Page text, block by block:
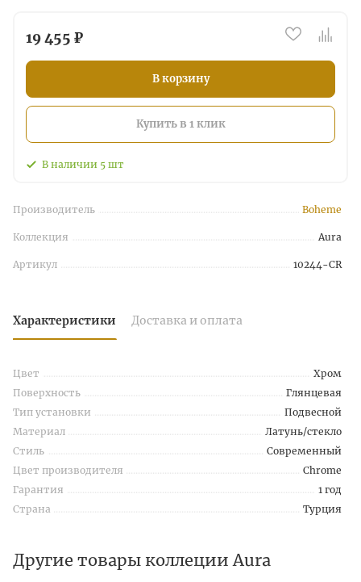
19 455 ₽
В корзину
Купить в 1 клик
В наличии 5 шт
Производитель Boheme
Коллекция Aura
Артикул 10244-CR
Характеристики Доставка и оплата
Цвет
Хром
Поверхность
Глянцевая
Тип установки
Подвесной
Материал
Латунь/стекло
Стиль
Современный
Цвет производителя
Chrome
Гарантия
1 год
Страна
Турция
Другие товары коллеции Aura